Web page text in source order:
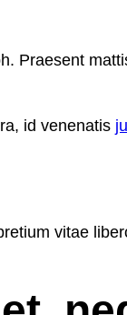
Praesent
id venenatis
vitae